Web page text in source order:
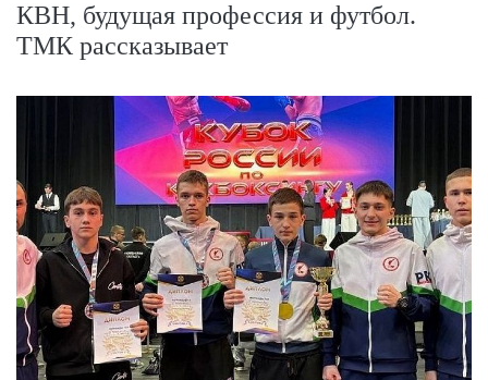
КВН, будущая профессия и футбол.
ТМК рассказывает